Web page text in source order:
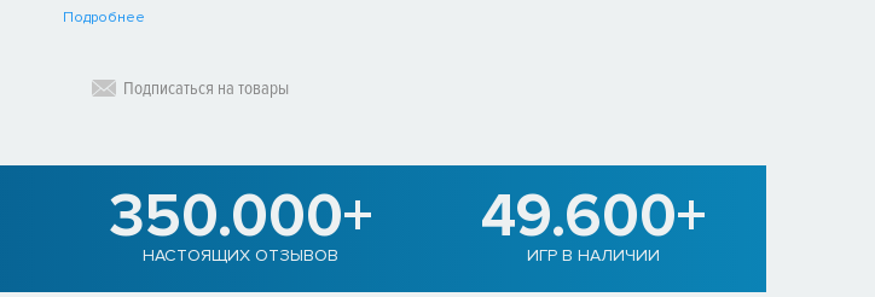
Подробнее
Подписаться на товары
350.000+
НАСТОЯЩИХ ОТЗЫВОВ
49.600+
ИГР В НАЛИЧИИ